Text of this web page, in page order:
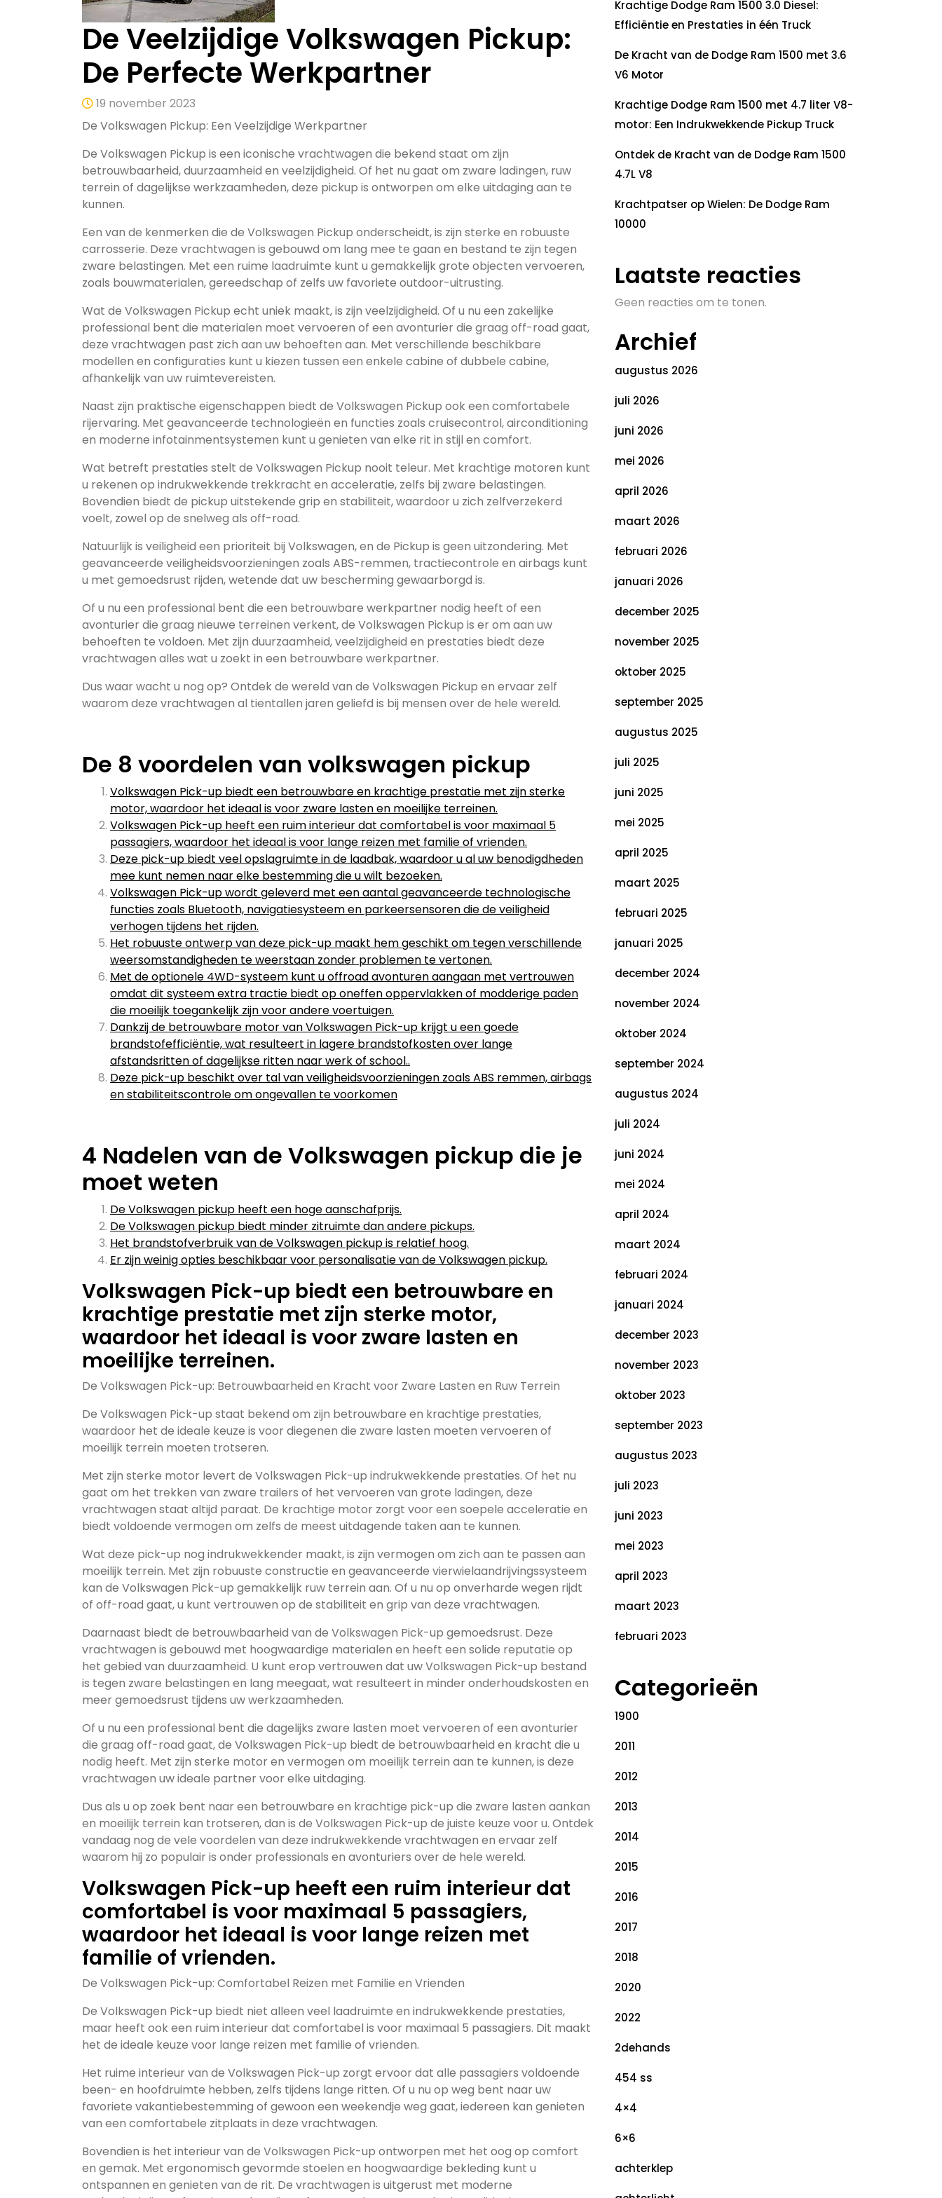
De Veelzijdige Volkswagen Pickup:
De Perfecte Werkpartner
19 november 2023
De Volkswagen Pickup: Een Veelzijdige Werkpartner
De Volkswagen Pickup is een iconische vrachtwagen die bekend staat om zijn
betrouwbaarheid, duurzaamheid en veelzijdigheid. Of het nu gaat om zware ladingen, ruw
terrein of dagelijkse werkzaamheden, deze pickup is ontworpen om elke uitdaging aan te
kunnen.
Een van de kenmerken die de Volkswagen Pickup onderscheidt, is zijn sterke en robuuste
carrosserie. Deze vrachtwagen is gebouwd om lang mee te gaan en bestand te zijn tegen
zware belastingen. Met een ruime laadruimte kunt u gemakkelijk grote objecten vervoeren,
zoals bouwmaterialen, gereedschap of zelfs uw favoriete outdoor-uitrusting.
Wat de Volkswagen Pickup echt uniek maakt, is zijn veelzijdigheid. Of u nu een zakelijke
professional bent die materialen moet vervoeren of een avonturier die graag off-road gaat,
deze vrachtwagen past zich aan uw behoeften aan. Met verschillende beschikbare
modellen en configuraties kunt u kiezen tussen een enkele cabine of dubbele cabine,
afhankelijk van uw ruimtevereisten.
Naast zijn praktische eigenschappen biedt de Volkswagen Pickup ook een comfortabele
rijervaring. Met geavanceerde technologieën en functies zoals cruisecontrol, airconditioning
en moderne infotainmentsystemen kunt u genieten van elke rit in stijl en comfort.
Wat betreft prestaties stelt de Volkswagen Pickup nooit teleur. Met krachtige motoren kunt
u rekenen op indrukwekkende trekkracht en acceleratie, zelfs bij zware belastingen.
Bovendien biedt de pickup uitstekende grip en stabiliteit, waardoor u zich zelfverzekerd
voelt, zowel op de snelweg als off-road.
Natuurlijk is veiligheid een prioriteit bij Volkswagen, en de Pickup is geen uitzondering. Met
geavanceerde veiligheidsvoorzieningen zoals ABS-remmen, tractiecontrole en airbags kunt
u met gemoedsrust rijden, wetende dat uw bescherming gewaarborgd is.
Of u nu een professional bent die een betrouwbare werkpartner nodig heeft of een
avonturier die graag nieuwe terreinen verkent, de Volkswagen Pickup is er om aan uw
behoeften te voldoen. Met zijn duurzaamheid, veelzijdigheid en prestaties biedt deze
vrachtwagen alles wat u zoekt in een betrouwbare werkpartner.
Dus waar wacht u nog op? Ontdek de wereld van de Volkswagen Pickup en ervaar zelf
waarom deze vrachtwagen al tientallen jaren geliefd is bij mensen over de hele wereld.
De 8 voordelen van volkswagen pickup
Volkswagen Pick-up biedt een betrouwbare en krachtige prestatie met zijn sterke
motor, waardoor het ideaal is voor zware lasten en moeilijke terreinen.
Volkswagen Pick-up heeft een ruim interieur dat comfortabel is voor maximaal 5
passagiers, waardoor het ideaal is voor lange reizen met familie of vrienden.
Deze pick-up biedt veel opslagruimte in de laadbak, waardoor u al uw benodigdheden
mee kunt nemen naar elke bestemming die u wilt bezoeken.
Volkswagen Pick-up wordt geleverd met een aantal geavanceerde technologische
functies zoals Bluetooth, navigatiesysteem en parkeersensoren die de veiligheid
verhogen tijdens het rijden.
Het robuuste ontwerp van deze pick-up maakt hem geschikt om tegen verschillende
weersomstandigheden te weerstaan ​​zonder problemen te vertonen.
Met de optionele 4WD-systeem kunt u offroad avonturen aangaan met vertrouwen
omdat dit systeem extra tractie biedt op oneffen oppervlakken of modderige paden
die moeilijk toegankelijk zijn voor andere voertuigen.
Dankzij de betrouwbare motor van Volkswagen Pick-up krijgt u een goede
brandstofefficiëntie, wat resulteert in lagere brandstofkosten over lange
afstandsritten of dagelijkse ritten naar werk of school..
Deze pick-up beschikt over tal van veiligheidsvoorzieningen zoals ABS remmen, airbags
en stabiliteitscontrole om ongevallen te voorkomen
4 Nadelen van de Volkswagen pickup die je
moet weten
De Volkswagen pickup heeft een hoge aanschafprijs.
De Volkswagen pickup biedt minder zitruimte dan andere pickups.
Het brandstofverbruik van de Volkswagen pickup is relatief hoog.
Er zijn weinig opties beschikbaar voor personalisatie van de Volkswagen pickup.
Volkswagen Pick-up biedt een betrouwbare en
krachtige prestatie met zijn sterke motor,
waardoor het ideaal is voor zware lasten en
moeilijke terreinen.
De Volkswagen Pick-up: Betrouwbaarheid en Kracht voor Zware Lasten en Ruw Terrein
De Volkswagen Pick-up staat bekend om zijn betrouwbare en krachtige prestaties,
waardoor het de ideale keuze is voor diegenen die zware lasten moeten vervoeren of
moeilijk terrein moeten trotseren.
Met zijn sterke motor levert de Volkswagen Pick-up indrukwekkende prestaties. Of het nu
gaat om het trekken van zware trailers of het vervoeren van grote ladingen, deze
vrachtwagen staat altijd paraat. De krachtige motor zorgt voor een soepele acceleratie en
biedt voldoende vermogen om zelfs de meest uitdagende taken aan te kunnen.
Wat deze pick-up nog indrukwekkender maakt, is zijn vermogen om zich aan te passen aan
moeilijk terrein. Met zijn robuuste constructie en geavanceerde vierwielaandrijvingssysteem
kan de Volkswagen Pick-up gemakkelijk ruw terrein aan. Of u nu op onverharde wegen rijdt
of off-road gaat, u kunt vertrouwen op de stabiliteit en grip van deze vrachtwagen.
Daarnaast biedt de betrouwbaarheid van de Volkswagen Pick-up gemoedsrust. Deze
vrachtwagen is gebouwd met hoogwaardige materialen en heeft een solide reputatie op
het gebied van duurzaamheid. U kunt erop vertrouwen dat uw Volkswagen Pick-up bestand
is tegen zware belastingen en lang meegaat, wat resulteert in minder onderhoudskosten en
meer gemoedsrust tijdens uw werkzaamheden.
Of u nu een professional bent die dagelijks zware lasten moet vervoeren of een avonturier
die graag off-road gaat, de Volkswagen Pick-up biedt de betrouwbaarheid en kracht die u
nodig heeft. Met zijn sterke motor en vermogen om moeilijk terrein aan te kunnen, is deze
vrachtwagen uw ideale partner voor elke uitdaging.
Dus als u op zoek bent naar een betrouwbare en krachtige pick-up die zware lasten aankan
en moeilijk terrein kan trotseren, dan is de Volkswagen Pick-up de juiste keuze voor u. Ontdek
vandaag nog de vele voordelen van deze indrukwekkende vrachtwagen en ervaar zelf
waarom hij zo populair is onder professionals en avonturiers over de hele wereld.
Volkswagen Pick-up heeft een ruim interieur dat
comfortabel is voor maximaal 5 passagiers,
waardoor het ideaal is voor lange reizen met
familie of vrienden.
De Volkswagen Pick-up: Comfortabel Reizen met Familie en Vrienden
De Volkswagen Pick-up biedt niet alleen veel laadruimte en indrukwekkende prestaties,
maar heeft ook een ruim interieur dat comfortabel is voor maximaal 5 passagiers. Dit maakt
het de ideale keuze voor lange reizen met familie of vrienden.
Het ruime interieur van de Volkswagen Pick-up zorgt ervoor dat alle passagiers voldoende
been- en hoofdruimte hebben, zelfs tijdens lange ritten. Of u nu op weg bent naar uw
favoriete vakantiebestemming of gewoon een weekendje weg gaat, iedereen kan genieten
van een comfortabele zitplaats in deze vrachtwagen.
Bovendien is het interieur van de Volkswagen Pick-up ontworpen met het oog op comfort
en gemak. Met ergonomisch gevormde stoelen en hoogwaardige bekleding kunt u
ontspannen en genieten van de rit. De vrachtwagen is uitgerust met moderne
Krachtige Dodge Ram 1500 3.0 Diesel:
Efficiëntie en Prestaties in één Truck
De Kracht van de Dodge Ram 1500 met 3.6
V6 Motor
Krachtige Dodge Ram 1500 met 4.7 liter V8-
motor: Een Indrukwekkende Pickup Truck
Ontdek de Kracht van de Dodge Ram 1500
4.7L V8
Krachtpatser op Wielen: De Dodge Ram
10000
Laatste reacties
Geen reacties om te tonen.
Archief
augustus 2026
juli 2026
juni 2026
mei 2026
april 2026
maart 2026
februari 2026
januari 2026
december 2025
november 2025
oktober 2025
september 2025
augustus 2025
juli 2025
juni 2025
mei 2025
april 2025
maart 2025
februari 2025
januari 2025
december 2024
november 2024
oktober 2024
september 2024
augustus 2024
juli 2024
juni 2024
mei 2024
april 2024
maart 2024
februari 2024
januari 2024
december 2023
november 2023
oktober 2023
september 2023
augustus 2023
juli 2023
juni 2023
mei 2023
april 2023
maart 2023
februari 2023
Categorieën
1900
2011
2012
2013
2014
2015
2016
2017
2018
2020
2022
2dehands
454 ss
4×4
6×6
achterklep